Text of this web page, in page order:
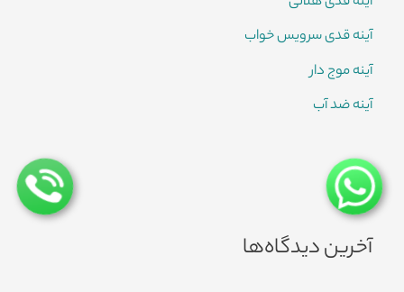
آینه قدی سرویس خواب
آینه موج دار
آینه ضد آب
آخرین دیدگاه‌ها